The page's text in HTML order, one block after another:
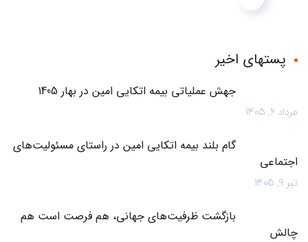
پستهای اخیر
جهش عملیاتی بیمه اتکایی امین در بهار 1405
مرداد 6, 1405
گام بلند بیمه اتکایی امین در راستای مسئولیت‌های
اجتماعی
تیر 9, 1405
بازگشت ظرفیت‌های جهانی، هم فرصت است هم
چالش